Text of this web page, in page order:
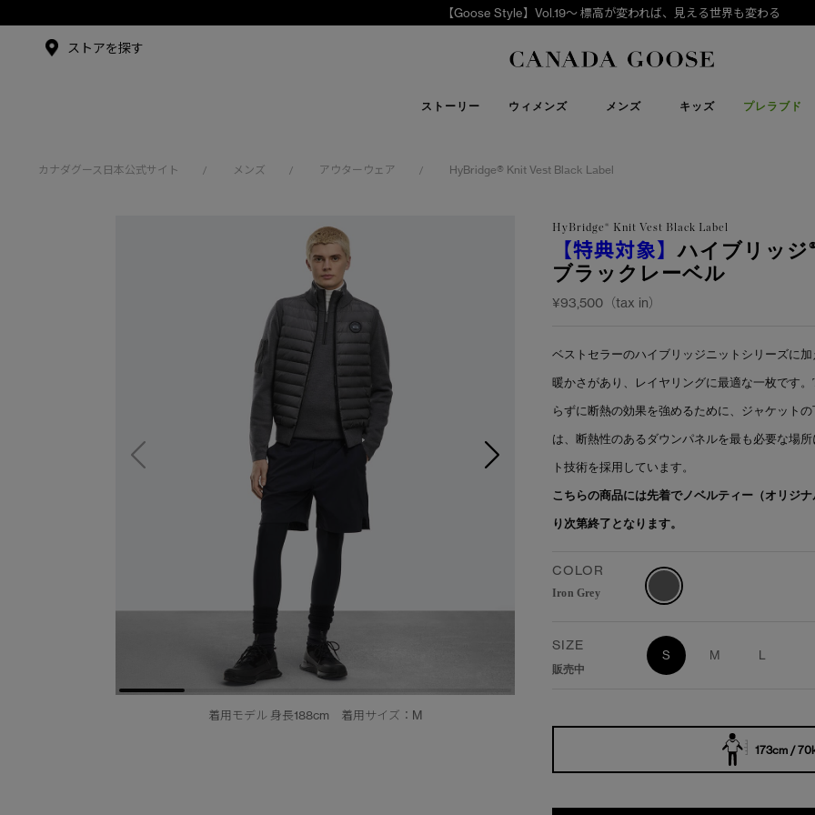
【Goose Style】Vol.19～ 標高が変われば、見える世界も変わる
Canada Goose
ストーリー
アンバサダー
ウィメンズ メンズ キッズ プレラブド
下取り申請
ストアを探す
カナダグース日本公式サイト / メンズ / アウターウェア / HyBridge® Knit Vest Black Label
着用モデル 身長188cm 着用サイズ：M
HyBridge® Knit Vest Black Label
【特典対象】ハイブリッジ
ブラックレーベル
¥93,500（tax in）
ベストセラーのハイブリッジニットシリーズに
暖かさがあり、レイヤリングに最適な一枚です
らずに断熱の効果を強めるために、ジャケット
は、断熱性のあるダウンパネルを最も必要な場
ト技術を採用しています。
こちらの商品には先着でノベルティー（オリジ
り次第終了となります。
COLOR
Iron Grey
SIZE
販売中
S M L
173cm /